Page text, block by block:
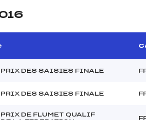
PRIX DES SAISIES FINALE
PRIX DES SAISIES FINALE
PRIX DE FLUMET QUALIF